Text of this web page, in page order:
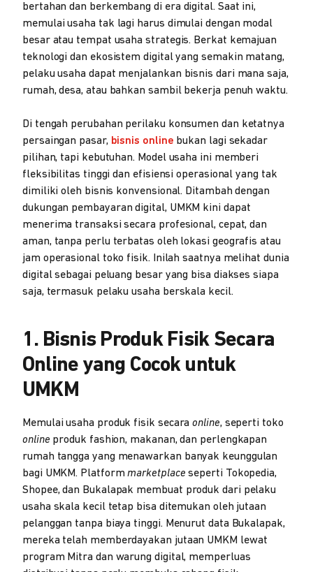
bertahan dan berkembang di era digital. Saat ini,
memulai usaha tak lagi harus dimulai dengan modal
besar atau tempat usaha strategis. Berkat kemajuan
teknologi dan ekosistem digital yang semakin matang,
pelaku usaha dapat menjalankan bisnis dari mana saja,
rumah, desa, atau bahkan sambil bekerja penuh waktu.
Di tengah perubahan perilaku konsumen dan ketatnya
persaingan pasar, bisnis online bukan lagi sekadar
pilihan, tapi kebutuhan. Model usaha ini memberi
fleksibilitas tinggi dan efisiensi operasional yang tak
dimiliki oleh bisnis konvensional. Ditambah dengan
dukungan pembayaran digital, UMKM kini dapat
menerima transaksi secara profesional, cepat, dan
aman, tanpa perlu terbatas oleh lokasi geografis atau
jam operasional toko fisik. Inilah saatnya melihat dunia
digital sebagai peluang besar yang bisa diakses siapa
saja, termasuk pelaku usaha berskala kecil.
1. Bisnis Produk Fisik Secara
Online yang Cocok untuk
UMKM
Memulai usaha produk fisik secaraonline, seperti toko
online produk fashion, makanan, dan perlengkapan
rumah tangga yang menawarkan banyak keunggulan
bagi UMKM. Platformmarketplace seperti Tokopedia,
Shopee, dan Bukalapak membuat produk dari pelaku
usaha skala kecil tetap bisa ditemukan oleh jutaan
pelanggan tanpa biaya tinggi. Menurut data Bukalapak,
mereka telah memberdayakan jutaan UMKM lewat
program Mitra dan warung digital, memperluas